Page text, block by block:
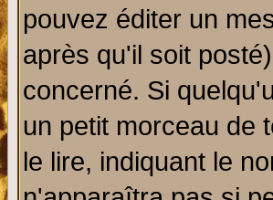
pouvez éditer un
après qu'il soit
concerné. Si
un petit morceau de
le lire, indiquant le